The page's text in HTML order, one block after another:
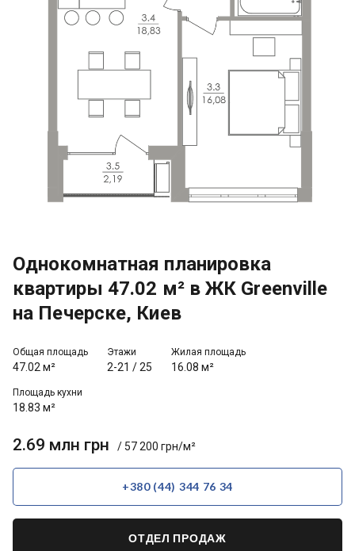
Однокомнатная планировка
квартиры 47.02 м² в ЖК Greenville
на Печерске, Киев
Общая площадь
47.02 м²
Этажи
2-21 /25
Жилая площадь
16.08 м²
Площадь кухни
18.83 м²
2.69 млн грн / 57 200 грн/м²
+380 (44) 344 76 34
ОТДЕЛ ПРОДАЖ